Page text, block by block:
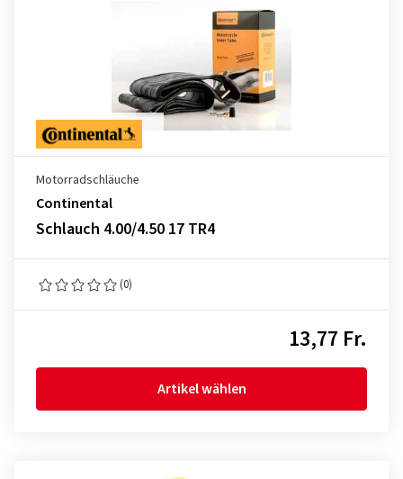
Motorradschläuche
Continental
Schlauch 4.00/4.50 17 TR4
(0)
13,77 Fr.
Artikel wählen